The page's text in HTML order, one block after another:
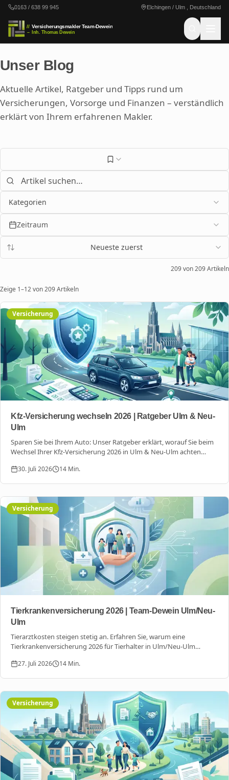
Zum Hauptinhalt springen
0163 / 638 99 945 Elchingen / Ulm , Deutschland
// Versicherungsmakler Team-Dewein
– Inh. Thomas Dewein
Unser Blog
Aktuelle Artikel, Ratgeber und Tipps rund um
Versicherungen, Vorsorge und Finanzen – verständlich
erklärt von Ihrem erfahrenen Makler.
Kategorien
Zeitraum
Neueste zuerst
209von209Artikeln
Zeige 1–12von209Artikeln
Versicherung
Kfz-Versicherung wechseln 2026 | Ratgeber Ulm & Neu-
Ulm
Sparen Sie bei Ihrem Auto: Unser Ratgeber erklärt, worauf Sie beim
Wechsel Ihrer Kfz-Versicherung 2026 in Ulm & Neu-Ulm achten
30. Juli 2026 14 Min.
Versicherung
Tierkrankenversicherung 2026 | Team-Dewein Ulm/Neu-
Ulm
Tierarztkosten steigen stetig an. Erfahren Sie, warum eine
Tierkrankenversicherung 2026 für Tierhalter in Ulm/Neu-Ulm
27. Juli 2026 14 Min.
Versicherung